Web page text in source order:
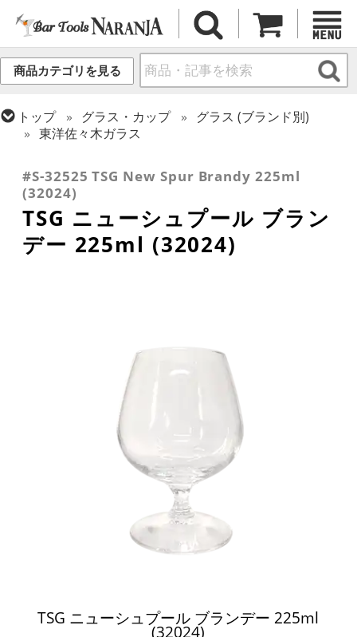
商品カテゴリを見る
トップ グラス・カップ
グラス (ブランド別)
東洋佐々木ガラス
ブランデー・グラッパグラス
#S-32525 TSG New Spur Brandy 225ml
(32024)
TSG ニューシュプール ブラン
デー 225ml (32024)
TSG ニューシュプール ブランデー 225ml
(32024)